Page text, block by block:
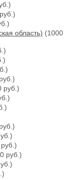
область) (1000
руб.)
руб.)